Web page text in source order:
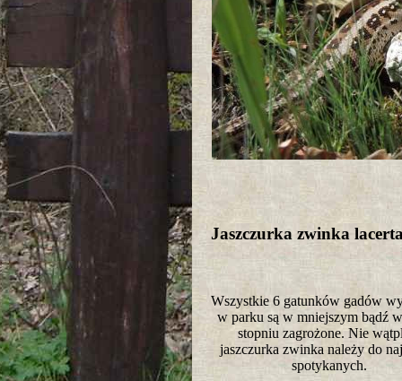
Jaszczurka zwinka
Wszystkie 6 gatunków gadów
w parku są w mniejszym bądź
stopniu zagrożone. Nie
jaszczurka zwinka należy do
spotykanych.